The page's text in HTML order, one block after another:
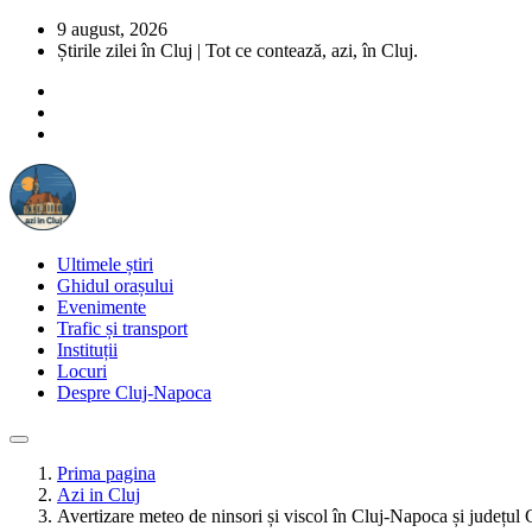
9 august, 2026
Știrile zilei în Cluj | Tot ce contează, azi, în Cluj.
Ultimele știri
Ghidul orașului
Evenimente
Trafic și transport
Instituții
Locuri
Despre Cluj-Napoca
Prima pagina
Azi in Cluj
Avertizare meteo de ninsori și viscol în Cluj-Napoca și județul